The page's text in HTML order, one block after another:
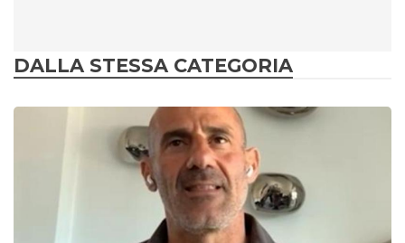
DALLA STESSA CATEGORIA